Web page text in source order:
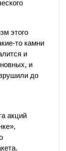
этого
то камни
и
и
до
акций